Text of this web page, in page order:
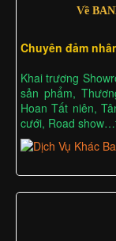
Về
Chuyên đảm
Khai trương
sản phẩm,
Hoan Tất niên,
cưới, Road